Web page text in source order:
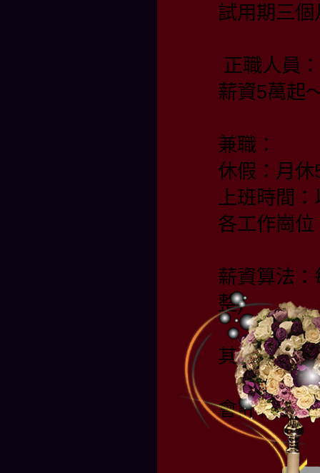
試用期三
正職人員：
薪資5萬起
兼職：
休假：月休
上班時間
各工作崗位
薪資算法
整)
其他福利
會計職缺連